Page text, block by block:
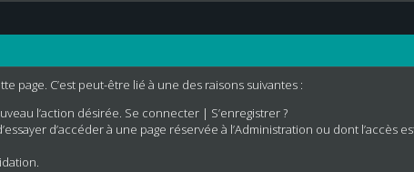
page. C’est peut-être lié à une des raisons suivantes :
l’action désirée. Se connecter | S’enregistrer ?
d’accéder à une page réservée à l’Administration ou dont l’accès